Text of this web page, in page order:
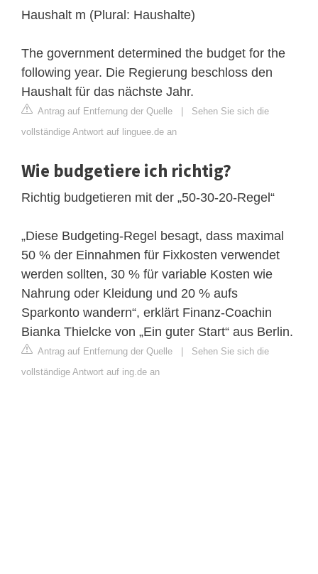
Haushalt m (Plural: Haushalte)
The government determined the budget for the
following year. Die Regierung beschloss den
Haushalt für das nächste Jahr.
Antrag auf Entfernung der Quelle | Sehen Sie sich die
vollständige Antwort auf linguee.de an
Wie budgetiere ich richtig?
Richtig budgetieren mit der „50-30-20-Regel“
„Diese Budgeting-Regel besagt, dass maximal
50 % der Einnahmen für Fixkosten verwendet
werden sollten, 30 % für variable Kosten wie
Nahrung oder Kleidung und 20 % aufs
Sparkonto wandern“, erklärt Finanz-Coachin
Bianka Thielcke von „Ein guter Start“ aus Berlin.
Antrag auf Entfernung der Quelle | Sehen Sie sich die
vollständige Antwort auf ing.de an